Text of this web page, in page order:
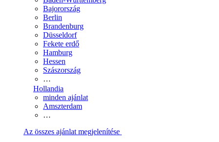
Bajorország
Berlin
Brandenburg
Düsseldorf
Fekete erdő
Hamburg
Hessen
Szászország
…
Hollandia
minden ajánlat
Amszterdam
…
Az összes ajánlat megjelenítése